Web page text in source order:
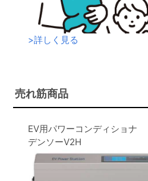
>詳しく見る
売れ筋商品
EV用パワーコンディショナ
デンソーV2H